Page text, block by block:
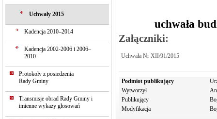
Uchwały 2015
Kadencja 2010–2014
Kadencja 2002-2006 i 2006–
2010
Protokoły z posiedzenia
Rady Gminy
Transmisje obrad Rady Gminy i
imienne wykazy głosowań
uchwała
Załączniki:
Uchwała Nr XII/91/2015
Podmiot publikujący
Wytworzył
Publikujący
Modyfikacja